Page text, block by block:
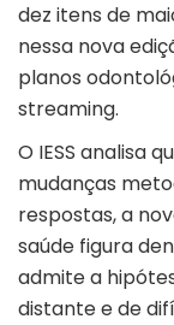
dez itens de
nessa nova
planos
streaming.
O IESS analisa
mudanças
respostas, a
saúde figura
admite a
distante e de